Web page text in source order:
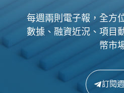
每週兩則電子報，全方
數據、融資近況、項目
幣市
訂閱